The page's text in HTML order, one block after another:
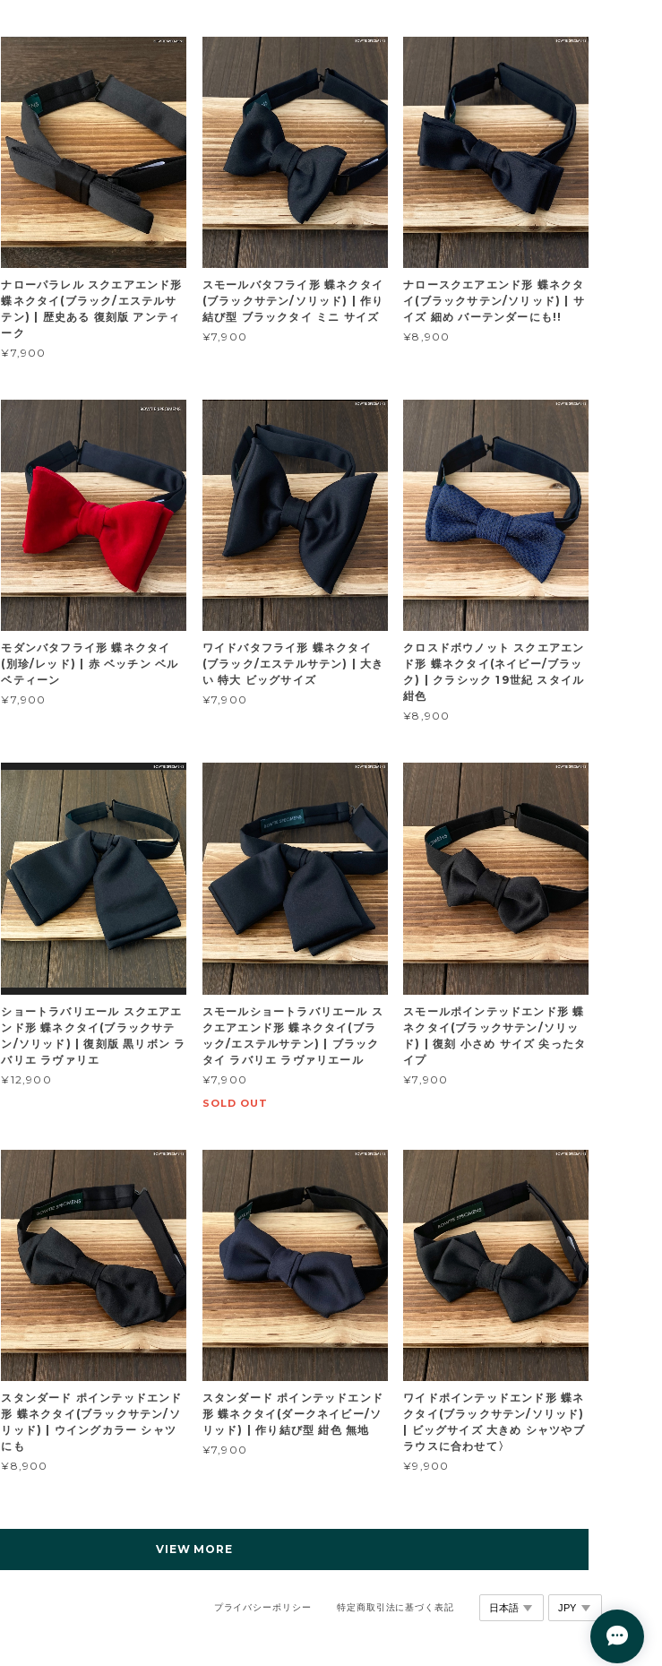
ナローパラレル スクエアエンド形
蝶ネクタイ(ブラック/エステルサ
テン) | 歴史ある 復刻版 アンティ
ーク
¥7,900
スモールバタフライ形 蝶ネクタイ
(ブラックサテン/ソリッド) | 作り
結び型 ブラックタイ ミニ サイズ
¥7,900
ナロースクエアエンド形 蝶ネクタ
イ(ブラックサテン/ソリッド) | サ
イズ 細め バーテンダーにも!!
¥8,900
モダンバタフライ形 蝶ネクタイ
(別珍/レッド) | 赤 ベッチン ベル
ベティーン
¥7,900
ワイドバタフライ形 蝶ネクタイ
(ブラック/エステルサテン) | 大き
い 特大 ビッグサイズ
¥7,900
クロスドボウノット スクエアエン
ド形 蝶ネクタイ(ネイビー/ブラッ
ク) | クラシック 19世紀 スタイル
紺色
¥8,900
ショートラバリエール スクエアエ
ンド形 蝶ネクタイ(ブラックサテ
ン/ソリッド) | 復刻版 黒リボン ラ
バリエ ラヴァリエ
¥12,900
スモールショートラバリエール ス
クエアエンド形 蝶ネクタイ(ブラ
ック/エステルサテン) | ブラック
タイ ラバリエ ラヴァリエール
¥7,900
SOLD OUT
スモールポインテッドエンド形 蝶
ネクタイ(ブラックサテン/ソリッ
ド) | 復刻 小さめ サイズ 尖ったタ
イプ
¥7,900
スタンダード ポインテッドエンド
形 蝶ネクタイ(ブラックサテン/ソ
リッド) | ウイングカラー シャツ
にも
¥8,900
スタンダード ポインテッドエンド
形 蝶ネクタイ(ダークネイビー/ソ
リッド) | 作り結び型 紺色 無地
¥7,900
ワイドポインテッドエンド形 蝶ネ
クタイ(ブラックサテン/ソリッド)
| ビッグサイズ 大きめ シャツやブ
ラウスに合わせて〉
¥9,900
VIEW MORE
プライバシーポリシー 特定商取引法に基づく表記